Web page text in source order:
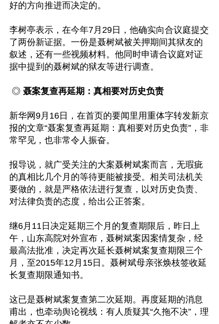
好的方向推进而决定的。
李树亭表示，在今年7月29日，他确实向合议庭提交
了两份新证据。一份是聂树斌被关押期间其狱友的
叙述，还有一些视频材料。他同时申请合议庭对证
据中提到的聂树斌的狱友等进行调查。
◎ 聂案复查再延期：真相要对历史负责
新华网9月16日，在首页的要闻里用重体字转发新京
报的文章“聂案复查再延期：真相要对历史负责”，非
常罕见，也非常令人振奋。
报导说，就广受关注的大案聂树斌案而言，无瑕疵
的真相比几个月的等待更能被接受。相关司法机关
要做的，就是严格依法进行复查，以对历史负责、
对法律负责的态度，给出公正答案。
继6月11日决定延期三个月的复查期限后，昨日上
午，山东高院对外宣布，聂树斌案因案情复杂，经
最高法批准，决定再次延长聂树斌案复查期限三个
月，至2015年12月15日。聂树斌母亲张焕枝签收延
长复查期限通知书。
这已是聂树斌案复查第二次延期。再度延期的消息
甫出，也牵动舆论视线：有人质疑其“久拖不决”，理